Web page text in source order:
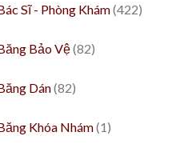
Sĩ - Phòng Khám(422)
Bảo Vệ(82)
Dán(82)
Khóa Nhám(1)